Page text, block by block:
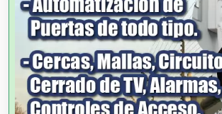
Alquiler de Sillas y Mesas
Alquiler de Trajes de Etiqueta